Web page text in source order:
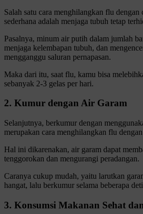
Salah satu cara menghilangkan flu dengan
sederhana adalah menjaga tubuh tetap
Pasalnya, minum air putih dalam jumlah
menjaga kelembapan tubuh, dan
mengganggu saluran pernapasan.
Maka dari itu, saat flu, kamu bisa
sebanyak 2-3 gelas per hari.
2. Kumur dengan Air Garam
Selanjutnya, berkumur dengan
merupakan cara menghilangkan flu
Hal ini dikarenakan, air garam dapat
tenggorokan dan mengurangi peradangan.
Caranya cukup mudah, yaitu larutkan
hangat, lalu berkumur selama beberapa
3. Konsumsi Makanan Sehat